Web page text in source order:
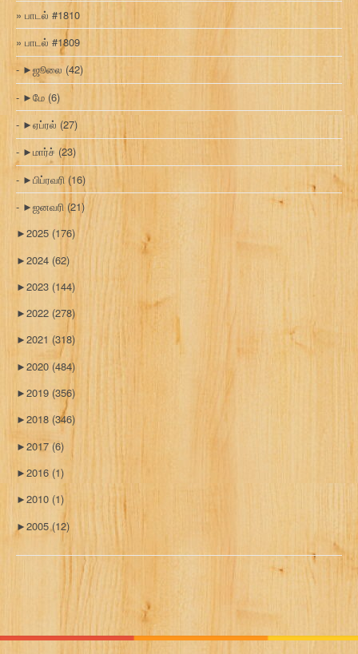
பாடல் #1810
பாடல் #1809
►ஜூலை (42)
►மே (6)
►ஏப்ரல் (27)
►மார்ச் (23)
►பிப்ரவரி (16)
►ஜனவரி (21)
►2025 (176)
►2024 (62)
►2023 (144)
►2022 (278)
►2021 (318)
►2020 (484)
►2019 (356)
►2018 (346)
►2017(6)
►2016 (1)
►2010 (1)
►2005(12)